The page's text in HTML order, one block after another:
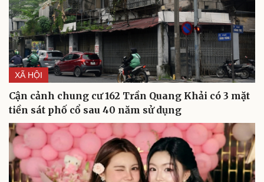
XÃ HỘI
Cận cảnh chung cư 162 Trần Quang Khải có 3 mặt
tiền sát phố cổ sau 40 năm sử dụng